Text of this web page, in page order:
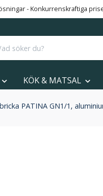
- Konkurrenskraftiga
KÖK & MATSAL
PATINA GN1/1,